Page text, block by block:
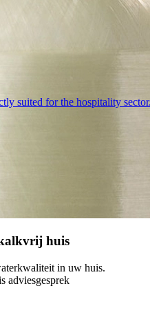
suited for the hospitality
huis
in uw huis.
adviesgesprek